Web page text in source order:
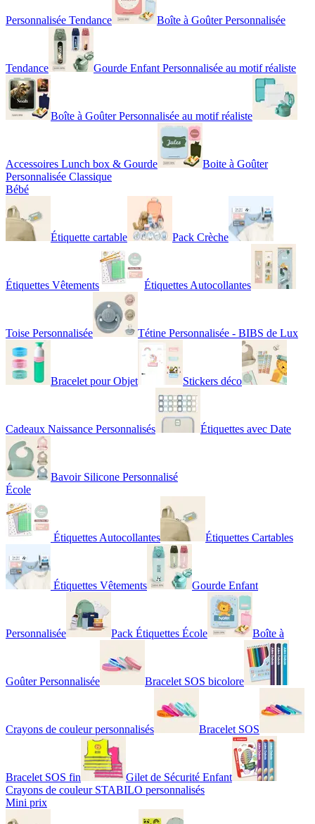
Personnalisée Tendance Boîte à Goûter Personnalisée
Tendance Gourde Enfant Personnalisée au motif réaliste
Boîte à Goûter Personnalisée au motif réaliste
Accessoires Lunch box & Gourde
Boite à Goûter
Personnalisée Classique
Bébé
Étiquette cartable Pack Crèche
Étiquettes Vêtements Étiquettes Autocollantes
Toise Personnalisée Tétine Personnalisée - BIBS de Lux
Bracelet pour Objet Stickers déco
Cadeaux Naissance Personnalisés Étiquettes avec Date
Bavoir Silicone Personnalisé
École
Étiquettes Autocollantes Étiquettes Cartables
Étiquettes Vêtements Gourde Enfant
Personnalisée Pack Étiquettes École Boîte à
Goûter Personnalisée Bracelet SOS bicolore
Crayons de couleur personnalisés Bracelet SOS
Bracelet SOS fin
Gilet de Sécurité Enfant
Crayons de couleur STABILO personnalisés
Mini prix